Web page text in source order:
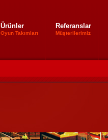
Ürünler
Oyun Takımları
Referanslar
Müşterilerimiz